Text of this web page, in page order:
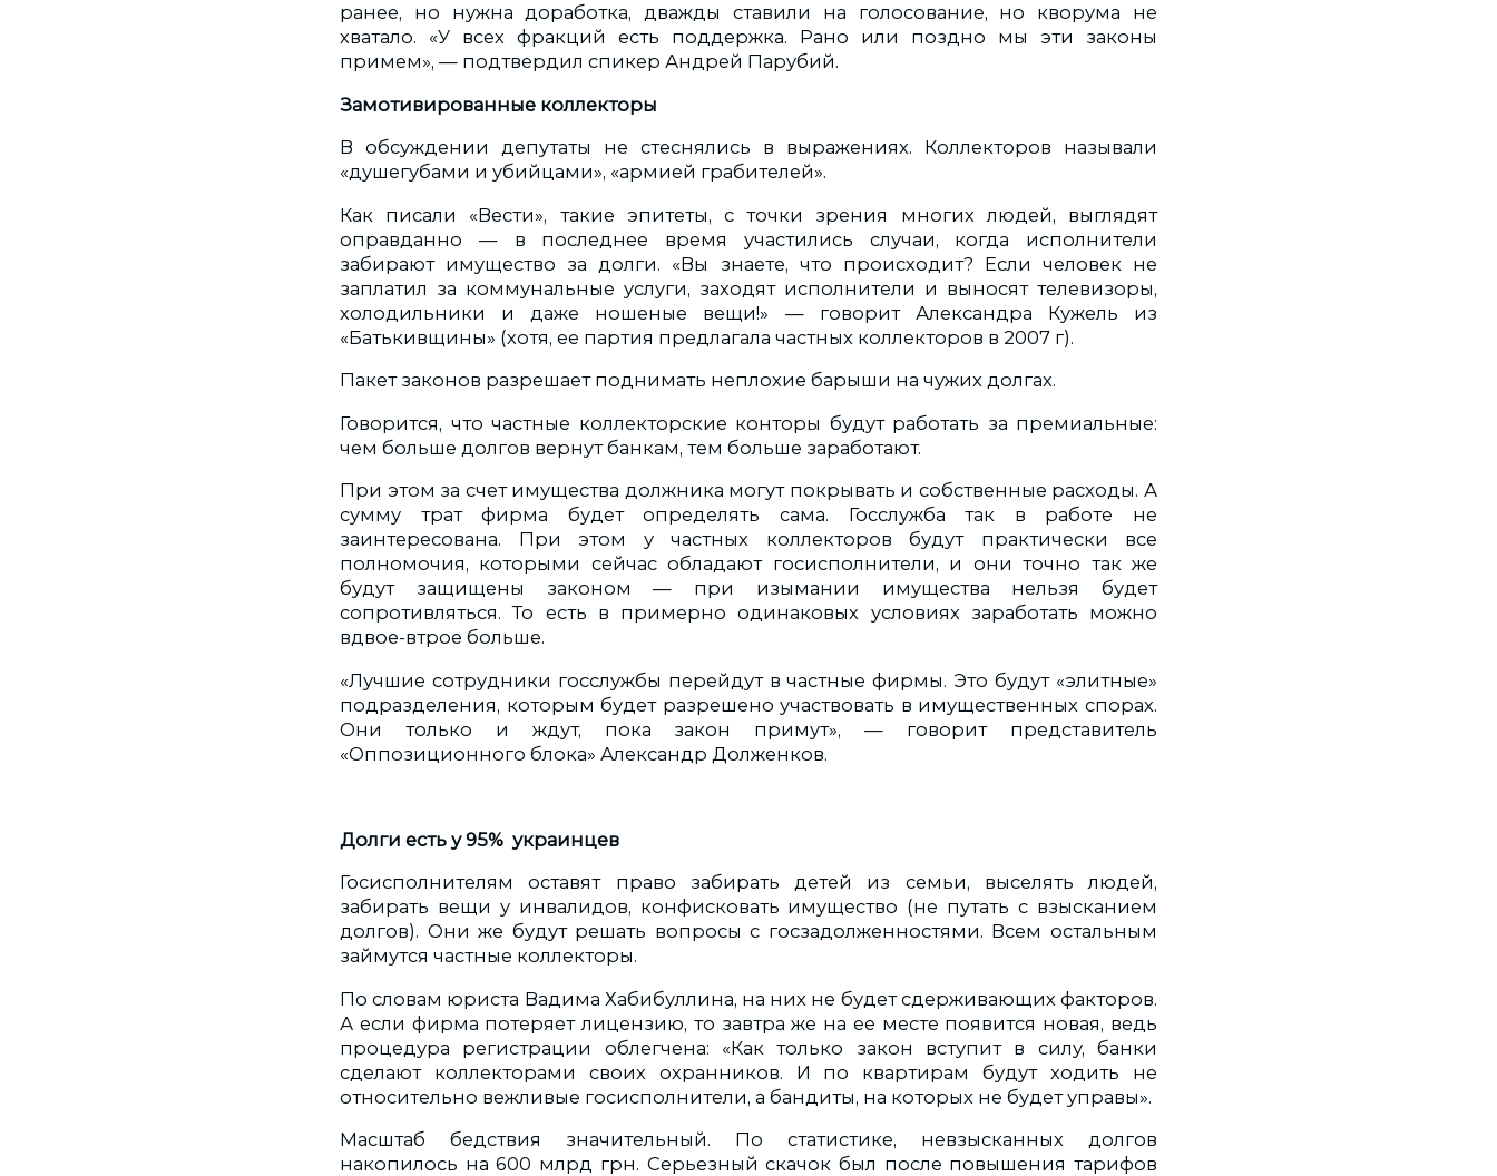
ранее, но нужна доработка, дважды ставили на голосование, но кворума не
хватало. «У всех фракций есть поддержка. Рано или поздно мы эти законы
примем», — подтвердил спикер Андрей Парубий.
Замотивированные коллекторы
В обсуждении депутаты не стеснялись в выражениях. Коллекторов называли
«душегубами и убийцами», «армией грабителей».
Как писали «Вести», такие эпитеты, с точки зрения многих людей, выглядят
оправданно — в последнее время участились случаи, когда исполнители
забирают имущество за долги. «Вы знаете, что происходит? Если человек не
заплатил за коммунальные услуги, заходят исполнители и выносят телевизоры,
холодильники и даже ношеные вещи!» — говорит Александра Кужель из
«Батькивщины» (хотя, ее партия предлагала частных коллекторов в 2007 г).
Пакет законов разрешает поднимать неплохие барыши на чужих долгах.
Говорится, что частные коллекторские конторы будут работать за премиальные:
чем больше долгов вернут банкам, тем больше заработают.
При этом за счет имущества должника могут покрывать и собственные расходы. А
сумму трат фирма будет определять сама. Госслужба так в работе не
заинтересована. При этом у частных коллекторов будут практически все
полномочия, которыми сейчас обладают госисполнители, и они точно так же
будут защищены законом — при изымании имущества нельзя будет
сопротивляться. То есть в примерно одинаковых условиях заработать можно
вдвое-втрое больше.
«Лучшие сотрудники госслужбы перейдут в частные фирмы. Это будут «элитные»
подразделения, которым будет разрешено участвовать в имущественных спорах.
Они только и ждут, пока закон примут», — говорит представитель
«Оппозиционного блока» Александр Долженков.
Долги есть у 95% украинцев
Госисполнителям оставят право забирать детей из семьи, выселять людей,
забирать вещи у инвалидов, конфисковать имущество (не путать с взысканием
долгов). Они же будут решать вопросы с госзадолженностями. Всем остальным
займутся частные коллекторы.
По словам юриста Вадима Хабибуллина, на них не будет сдерживающих факторов.
А если фирма потеряет лицензию, то завтра же на ее месте появится новая, ведь
процедура регистрации облегчена: «Как только закон вступит в силу, банки
сделают коллекторами своих охранников. И по квартирам будут ходить не
относительно вежливые госисполнители, а бандиты, на которых не будет управы».
Масштаб бедствия значительный. По статистике, невзысканных долгов
накопилось на 600 млрд грн. Серьезный скачок был после повышения тарифов